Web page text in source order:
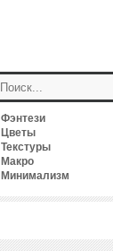
Фэнтези
Цветы
Текстуры
Макро
Минимализм